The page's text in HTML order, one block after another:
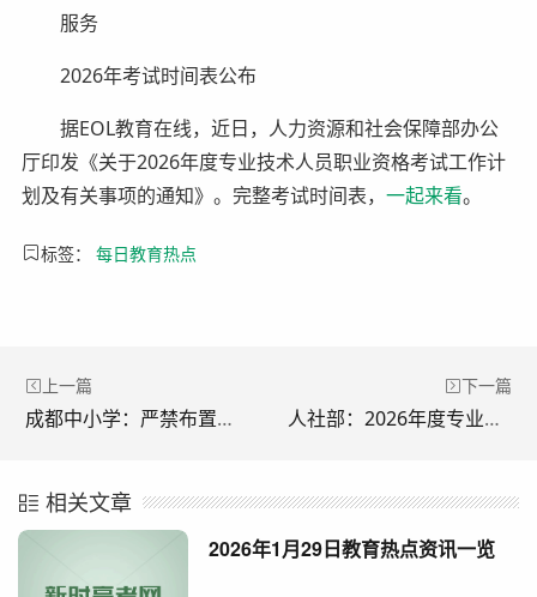
服务
2026年考试时间表公布
据EOL教育在线，近日，人力资源和社会保障部办公
厅印发《关于2026年度专业技术人员职业资格考试工作计
划及有关事项的通知》。完整考试时间表， 一起来看。
标签： 每日教育热点
上一篇
成都中小学：严禁布置家长代劳作业、原则上不安排教师值班
下一篇
人社部：2026年度专业技术人员职业资格考试时间表
相关文章
2026年1月29日教育热点资讯一览